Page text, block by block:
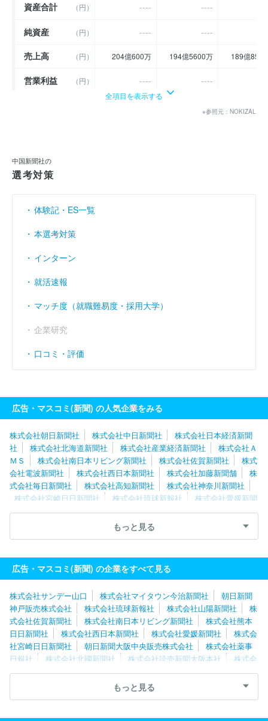
資産合計 （円） ---- ----
純資産 （円） ---- ----
売上高
（円） 204億600万 194億5600万 189億
営業利益 （円） ---- ----
利益余剰金
売上伸び率
営業利益率 （％）
経常利益率 （％）
全項目を表示する
※参照元：NOKIZAL
中国新聞社の
選考対策
体験記・ES一覧
本選考対策
インターン
就活速報
マッチ度（就職難易度・採用大学）
企業研究
口コミ・評価
広告・マスコミ(新聞) の人気企業をみる
株式会社朝日新聞社 株式会社中日新聞社
株式会社日本経済新聞
社
株式会社北海道新聞社 株式会社産業経済新聞社
株式会社Ａ
ＭＳ
株式会社南日本リビング新聞社 株式会社佐賀新聞社
株式
会社電波新聞社
株式会社西日本新聞社 株式会社加藤新聞舗
株
式会社毎日新聞社
株式会社高知新聞社
株式会社神奈川新聞社
株式会社宮崎日日新聞社
株式会社琉球新報社
株式会社愛媛新聞
社
株式会社新聞展望社 株式会社読売新聞東京本社
株式会社東
株式会社新潟日報社 株式会社夕刊三重新聞社
株式会
社週刊つりニュース
済新聞社
株式会社サンデー山口 株式会社山陽新聞社
もっと見る
広告・マスコミ(新聞) の企業をすべて見る
株式会社サンデー山口 株式会社マイタウン今治新聞社
朝日新聞
神戸販売株式会社
株式会社琉球新報社 株式会社山陽新聞社
株
式会社佐賀新聞社
株式会社南日本リビング新聞社
株式会社熊本
日日新聞社
株式会社西日本新聞社 株式会社愛媛新聞社
株式会
社宮崎日日新聞社
朝日新聞大阪中央販売株式会社
株式会社薬事
日報社
株式会社北國新聞社 株式会社読売新聞大阪本社
株式会
社中部経済新聞社
株式会社伊勢新聞社
株式会社夕刊三重新聞社
株式会社ＪＳコーポレーション
株式会社アサヒ・ファミリー・ニ
ュース社
もっと見る